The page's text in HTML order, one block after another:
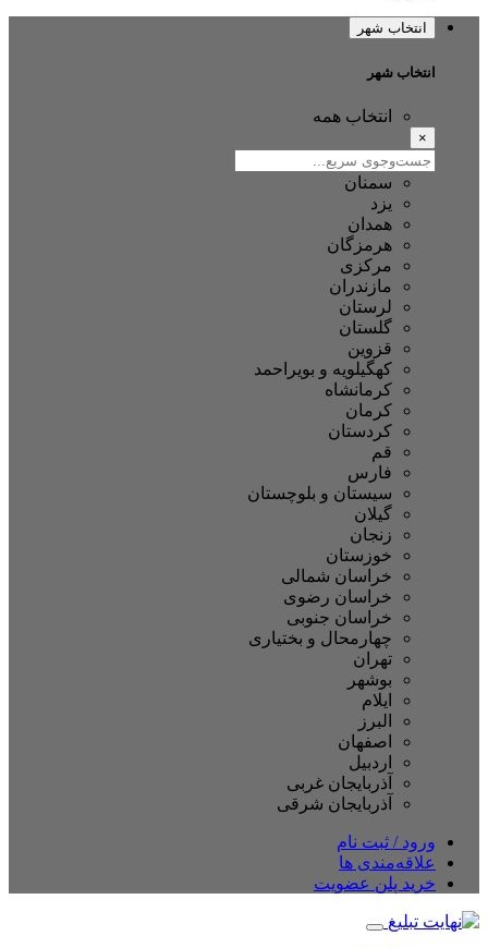
انتخاب شهر
انتخاب شهر
انتخاب همه
×
سمنان
یزد
همدان
هرمزگان
مرکزی
مازندران
لرستان
گلستان
قزوین
کهگیلویه و بویراحمد
کرمانشاه
کرمان
کردستان
قم
فارس
سیستان و بلوچستان
گیلان
زنجان
خوزستان
خراسان شمالی
خراسان رضوی
خراسان جنوبی
چهارمحال و بختیاری
تهران
بوشهر
ایلام
البرز
اصفهان
اردبیل
آذربایجان غربی
آذربایجان شرقی
ورود / ثبت نام
علاقه‌مندی ها
خرید پلن عضویت